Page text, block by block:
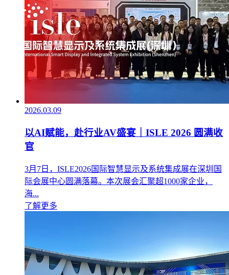
2026.03.09
以AI赋能，赴行业AV盛宴｜ISLE 2026 圆满收
官
3月7日，ISLE2026国际智慧显示及系统集成展在深圳国
际会展中心圆满落幕。本次展会汇聚超1000家企业，
海...
了解更多